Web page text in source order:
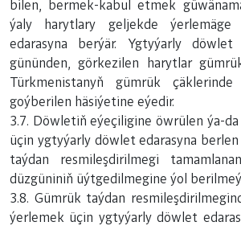
bilen, bermek-kabul etmek
ýaly harytlary geljekde
edarasyna berýär. Ygtyýarly döwlet
gününden, görkezilen harytlar
Türkmenistanyň gümrük
goýberilen häsiýetine eýedir.
3.7. Döwletiň eýeçiligine öwrülen ýa-
üçin ygtyýarly döwlet edarasyna
taýdan resmileşdirilmegi
düzgüniniň üýtgedilmegine ýol
3.8. Gümrük taýdan
ýerlemek üçin ygtyýarly döwlet